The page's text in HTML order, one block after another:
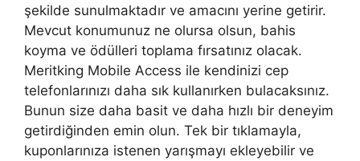
şekilde sunulmaktadır ve amacını yerine getirir.
Mevcut konumunuz ne olursa olsun, bahis
koyma ve ödülleri toplama fırsatınız olacak.
Meritking Mobile Access ile kendinizi cep
telefonlarınızı daha sık kullanırken bulacaksınız.
Bunun size daha basit ve daha hızlı bir deneyim
getirdiğinden emin olun. Tek bir tıklamayla,
kuponlarınıza istenen yarışmayı ekleyebilir ve